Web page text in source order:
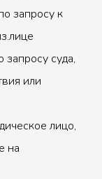
запросу к
запросу суда,
или
лицо,
на